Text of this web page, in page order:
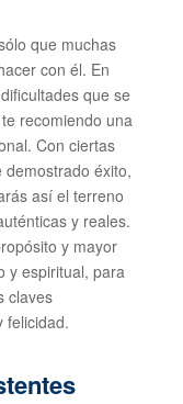
que muchas
con él. En
que se
recomiendo una
Con ciertas
éxito,
así el terreno
y reales.
y mayor
y espiritual, para
claves
felicidad.